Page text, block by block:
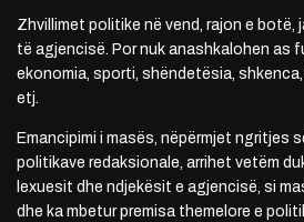
Zhvillimet politike në vend, rajon e botë,
të agjencisë. Por nuk anashkalohen as
ekonomia, sporti, shëndetësia,
etj.
Emancipimi i masës, nëpërmjet ngritjes
politikave redaksionale, arrihet vetëm
lexuesit dhe ndjekësit e agjencisë, si
dhe ka mbetur premisa themelore e